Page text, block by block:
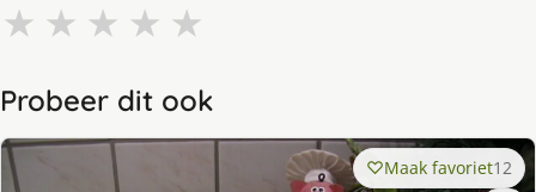
★ ★ ★ ★ ★
Probeer dit ook
Maak favoriet12